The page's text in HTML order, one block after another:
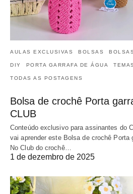
AULAS EXCLUSIVAS BOLSAS BOLSAS
DIY PORTA GARRAFA DE ÁGUA
TODAS AS POSTAGENS
Bolsa de crochê Porta
CLUB
Conteúdo exclusivo para assinantes do
vai aprender este Bolsa de crochê Porta
No Club do crochê…
1 de dezembro de 2025